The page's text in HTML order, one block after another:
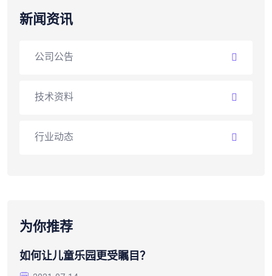
新闻资讯
公司公告
技术资料
行业动态
为你推荐
如何让儿童乐园更受瞩目？